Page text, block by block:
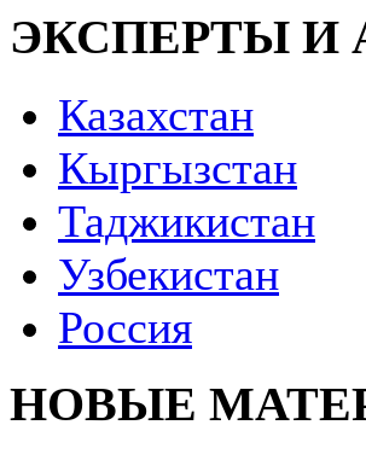
ЭКСПЕРТЫ И
Казахстан
Кыргызстан
Таджикистан
Узбекистан
Россия
НОВЫЕ